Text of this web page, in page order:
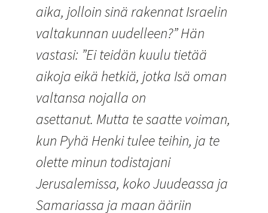
aika, jolloin sinä rakennat Israelin
valtakunnan uudelleen?” Hän
vastasi: ”Ei teidän kuulu tietää
aikoja eikä hetkiä, jotka Isä oman
valtansa nojalla on
asettanut. Mutta te saatte voiman,
kun Pyhä Henki tulee teihin, ja te
olette minun todistajani
Jerusalemissa, koko Juudeassa ja
Samariassa ja maan ääriin